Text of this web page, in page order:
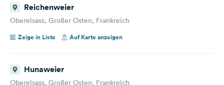
Reichenweier
Oberelsass, Großer Osten, Frankreich
Zeige in Liste
Auf Karte anzeigen
Hunaweier
Oberelsass, Großer Osten, Frankreich